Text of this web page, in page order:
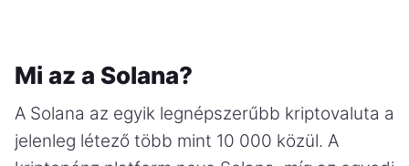
Mi az a Solana?
A Solana az egyik legnépszerűbb kriptovaluta a
jelenleg létező több mint 10 000 közül. A